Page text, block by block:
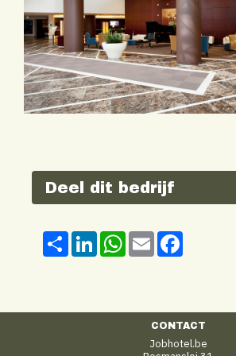
Deel dit bedrijf
Share LinkedInWhatsApp
Email
CONTACT
Jobhotel.be